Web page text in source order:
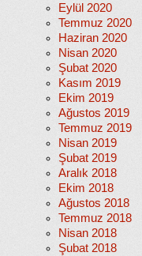
Eylül 2020
Temmuz 2020
Haziran 2020
Nisan 2020
Şubat 2020
Kasım 2019
Ekim 2019
Ağustos 2019
Temmuz 2019
Nisan 2019
Şubat 2019
Aralık 2018
Ekim 2018
Ağustos 2018
Temmuz 2018
Nisan 2018
Şubat 2018